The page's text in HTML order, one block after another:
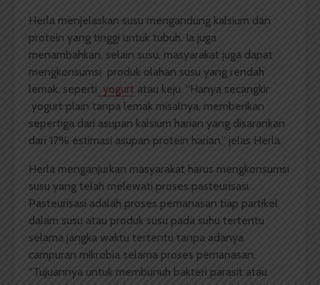
Herla menjelaskan susu mengandung kalsium dan
protein yang tinggi untuk tubuh. Ia juga
menambahkan, selain susu, masyarakat juga dapat
mengkonsumsi produk olahan susu yang rendah
lemak, seperti yogurt atau keju. “Hanya secangkir
yogurt plain tanpa lemak misalnya, memberikan
sepertiga dari asupan kalsium harian yang disarankan
dari 17% estimasi asupan protein harian,” jelas Herla.
Herla menganjurkan masyarakat harus mengkonsumsi
susu yang telah melewati proses pasteurisasi.
Pasteurisasi adalah proses pemanasan tiap partikel
dalam susu atau produk susu pada suhu tertentu
selama jangka waktu tertentu tanpa adanya
campuran mikrobia selama proses pemanasan.
“Tujuannya untuk membunuh bakteri parasit atau